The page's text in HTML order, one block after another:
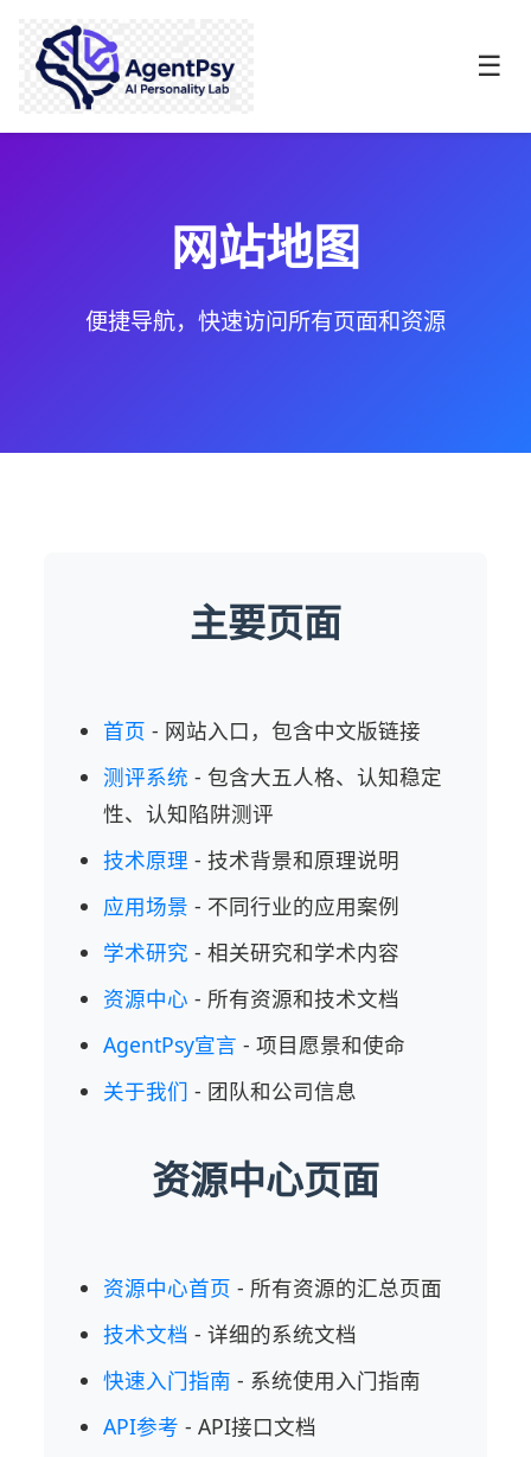
☰
网站地图
便捷导航，快速访问所有页面和资源
主要页面
首页 - 网站入口，包含中文版链接
测评系统 - 包含大五人格、认知稳定
性、认知陷阱测评
技术原理 - 技术背景和原理说明
应用场景 - 不同行业的应用案例
学术研究 - 相关研究和学术内容
资源中心 - 所有资源和技术文档
AgentPsy宣言 - 项目愿景和使命
关于我们 - 团队和公司信息
资源中心页面
资源中心首页 - 所有资源的汇总页面
技术文档 - 详细的系统文档
快速入门指南 - 系统使用入门指南
API参考 - API接口文档